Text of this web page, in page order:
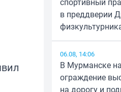
спортивный
в преддверии
06.08, 14:06
В Мурманске
ограждение
на дорогу и